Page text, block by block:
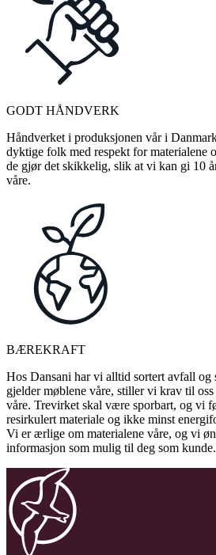
GODT HÅNDVERK
Håndverket i produksjonen vår i
dyktige folk med respekt for materialene
de gjør det skikkelig, slik at vi kan gi 10
våre.
BÆREKRAFT
Hos Dansani har vi alltid sortert avfall og
gjelder møblene våre, stiller vi krav til
våre. Trevirket skal være sporbart, og vi
resirkulert materiale og ikke minst
Vi er ærlige om materialene våre, og vi
informasjon som mulig til deg som kunde.